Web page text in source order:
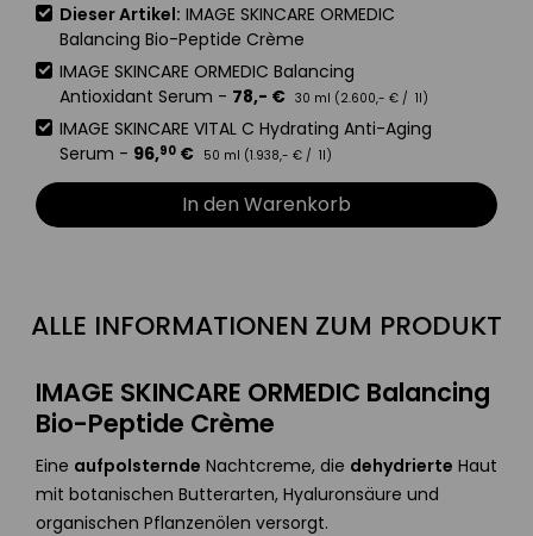
Dieser Artikel: IMAGE SKINCARE ORMEDIC
Balancing Bio-Peptide Crème
IMAGE SKINCARE ORMEDIC Balancing
Antioxidant Serum - 78,- € 30 ml (2.600,- € / 1l)
IMAGE SKINCARE VITAL C Hydrating Anti-Aging
Serum - 96,90 € 50 ml (1.938,- € / 1l)
In den Warenkorb
ALLE INFORMATIONEN ZUM PRODUKT
IMAGE SKINCARE ORMEDIC Balancing
Bio-Peptide Crème
Eine aufpolsternde Nachtcreme, die dehydrierte Haut
mit botanischen Butterarten, Hyaluronsäure und
organischen Pflanzenölen versorgt.